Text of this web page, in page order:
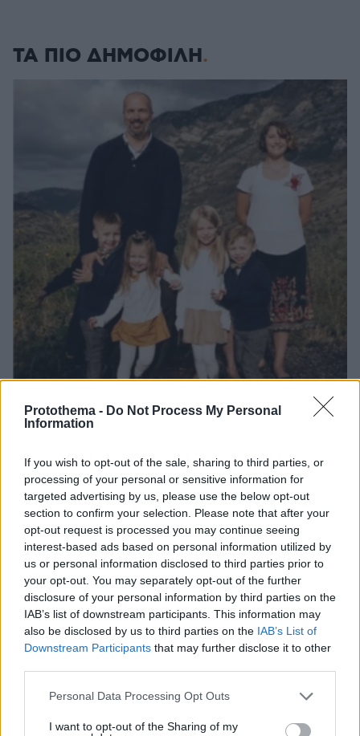
Protothema - Do Not Process My Personal
Information
If you wish to opt-out of the sale, sharing to third parties, or
processing of your personal or sensitive information for
targeted advertising by us, please use the below opt-out
section to confirm your selection. Please note that after your
opt-out request is processed you may continue seeing
interest-based ads based on personal information utilized by
us or personal information disclosed to third parties prior to
your opt-out. You may separately opt-out of the further
disclosure of your personal information by third parties on the
IAB’s list of downstream participants. This information may
also be disclosed by us to third parties on the IAB’s List of
Downstream Participants that may further disclose it to other
Please note that this website/app uses one or more Google
not limited to your visit or usage behaviour. You may click to
Personal Data Processing Opt Outs
I want to opt-out of the Sharing of my
ΤΑ ΠΙΟ ΔΗΜΟΦΙΛΗ
μήνυμα της μητέρας στον πρώην σύζυγό της πριν
δολοφονήσει τα τέσσερα παιδιά τους
06.08.2026, 04:44